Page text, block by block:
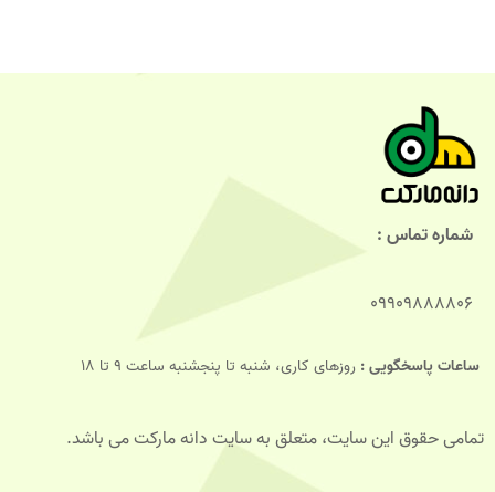
شماره تماس :
09909888806
ساعات پاسخگویی : روزهای کاری، شنبه تا پنجشنبه ساعت 9 تا 18
تمامی حقوق این سایت، متعلق به سایت دانه مارکت می باشد.